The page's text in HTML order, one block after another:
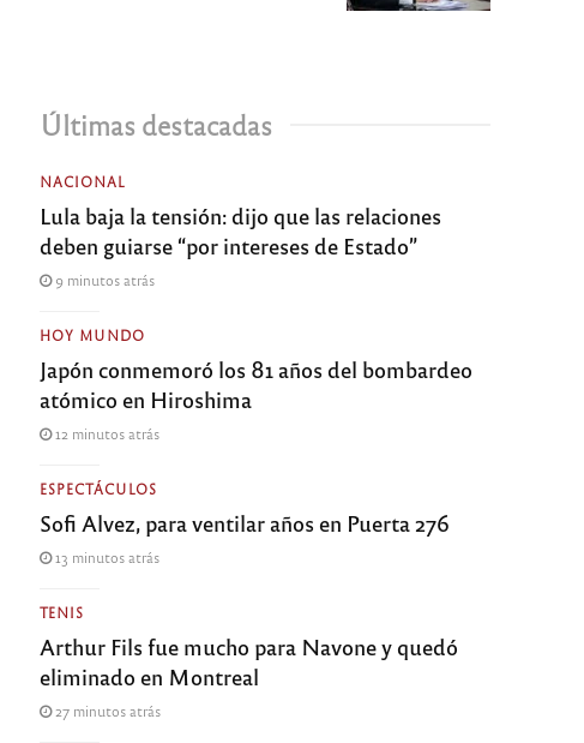
Últimas destacadas
NACIONAL
Lula baja la tensión: dijo que las relaciones
deben guiarse “por intereses de Estado”
9 minutos atrás
HOY MUNDO
Japón conmemoró los 81 años del bombardeo
atómico en Hiroshima
12 minutos atrás
ESPECTÁCULOS
Sofi Alvez, para ventilar años en Puerta 276
13 minutos atrás
TENIS
Arthur Fils fue mucho para Navone y quedó
eliminado en Montreal
27 minutos atrás